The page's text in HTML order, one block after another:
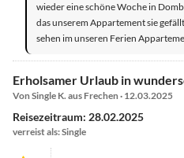
wieder eine schöne Woche in
das unserem Appartement sie
sehen im unseren Ferien
Erholsamer Urlaub in
Von Single K. aus Frechen · 12.03.2025
Reisezeitraum: 28.02.2025
verreist als: Single